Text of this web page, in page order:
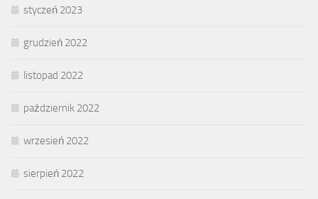
styczeń 2023
grudzień 2022
listopad 2022
październik 2022
wrzesień 2022
sierpień 2022